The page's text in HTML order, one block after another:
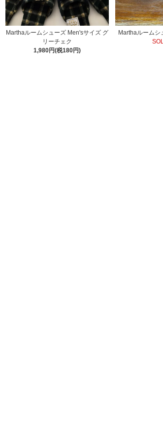
Marthaルームシューズ Men'sサイズ グ
リーチェク
1,980円(税180円)
Marthaルーム